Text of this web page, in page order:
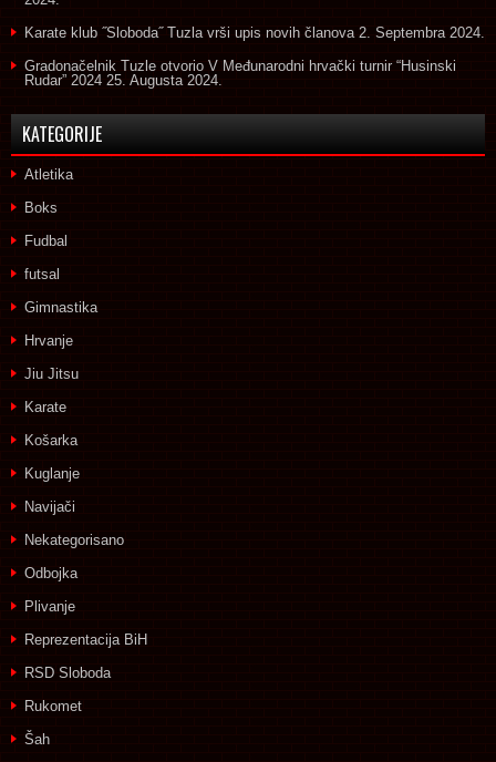
Karate klub ˝Sloboda˝ Tuzla vrši upis novih članova 2. Septembra 2024.
Gradonačelnik Tuzle otvorio V Međunarodni hrvački turnir “Husinski
Rudar” 2024 25. Augusta 2024.
KATEGORIJE
Atletika
Boks
Fudbal
futsal
Gimnastika
Hrvanje
Jiu Jitsu
Karate
Košarka
Kuglanje
Navijači
Nekategorisano
Odbojka
Plivanje
Reprezentacija BiH
RSD Sloboda
Rukomet
Šah